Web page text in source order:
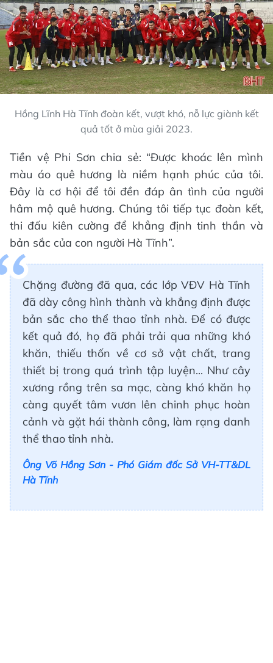
Hồng Lĩnh Hà Tĩnh đoàn kết, vượt khó, nỗ lực giành kết
quả tốt ở mùa giải 2023.
Tiền vệ Phi Sơn chia sẻ: “Được khoác lên mình
màu áo quê hương là niềm hạnh phúc của tôi.
Đây là cơ hội để tôi đền đáp ân tình của người
hâm mộ quê hương. Chúng tôi tiếp tục đoàn kết,
thi đấu kiên cường để khẳng định tinh thần và
bản sắc của con người Hà Tĩnh”.
Chặng đường đã qua, các lớp VĐV Hà Tĩnh
đã dày công hình thành và khẳng định được
bản sắc cho thể thao tỉnh nhà. Để có được
kết quả đó, họ đã phải trải qua những khó
khăn, thiếu thốn về cơ sở vật chất, trang
thiết bị trong quá trình tập luyện... Như cây
xương rồng trên sa mạc, càng khó khăn họ
càng quyết tâm vươn lên chinh phục hoàn
cảnh và gặt hái thành công, làm rạng danh
thể thao tỉnh nhà.
Ông Võ Hồng Sơn - Phó Giám đốc Sở VH-TT&DL
Hà Tĩnh